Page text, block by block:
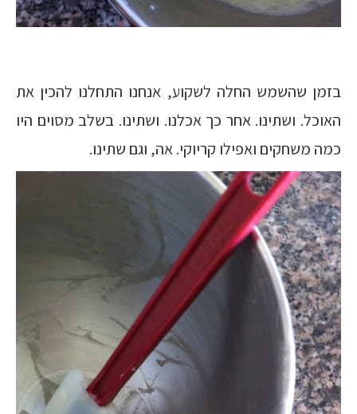
בזמן שהשמש החלה לשקוע, אנחנו התחלנו להכין את
האוכל. ושתינו. אחר כך אכלנו. ושתינו. בשלב מסוים היו
כמה משחקים ואפילו קריוקי. אה, וגם שתינו.